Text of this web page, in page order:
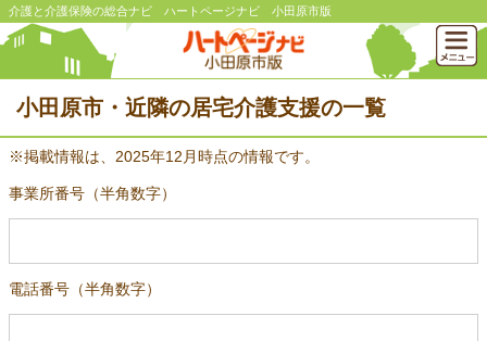
介護と介護保険の総合ナビ ハートページナビ 小田原市版
小田原市・近隣の居宅介護支援の一覧
※掲載情報は、2025年12月時点の情報です。
事業所番号（半角数字）
電話番号（半角数字）